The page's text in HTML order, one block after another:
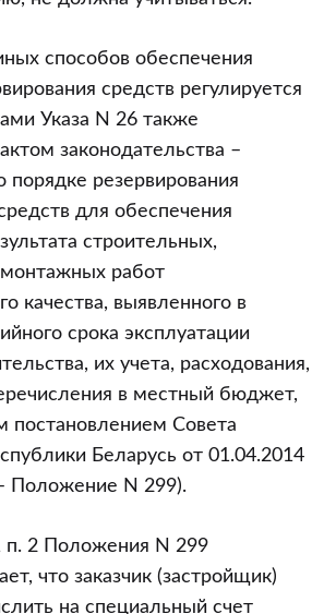
способов обеспечения
средств регулируется
Указа N 26 также
законодательства –
резервирования
для обеспечения
строительных,
работ
качества, выявленного в
срока эксплуатации
их учета, расходования,
в местный бюджет,
постановлением Совета
Беларусь от 01.04.2014
Положение N 299).
п. 2 Положения N 299
что заказчик (застройщик)
на специальный счет